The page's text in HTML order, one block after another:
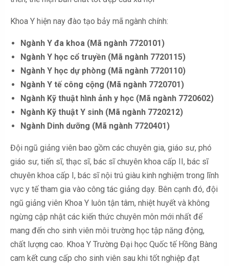
Khoa Y hiện nay đào tạo bảy mã ngành chính:
Ngành Y đa khoa (Mã ngành 7720101)
Ngành Y học cổ truyền (Mã ngành 7720115)
Ngành Y học dự phòng (Mã ngành 7720110)
Ngành Y tế công cộng (Mã ngành 7720701)
Ngành Kỹ thuật hình ảnh y học (Mã ngành 7720602)
Ngành Kỹ thuật Y sinh (Mã ngành 7720212)
Ngành Dinh dưỡng (Mã ngành 7720401)
Đội ngũ giảng viên bao gồm các chuyên gia, giáo sư, phó
giáo sư, tiến sĩ, thạc sĩ, bác sĩ chuyên khoa cấp II, bác sĩ
chuyên khoa cấp I, bác sĩ nội trú giàu kinh nghiệm trong lĩnh
vực y tế tham gia vào công tác giảng dạy. Bên cạnh đó, đội
ngũ giảng viên Khoa Y luôn tận tâm, nhiệt huyết và không
ngừng cập nhật các kiến thức chuyên môn mới nhất để
mang đến cho sinh viên môi trường học tập năng động,
chất lượng cao. Khoa Y Trường Đại học Quốc tế Hồng Bàng
cam kết cung cấp cho sinh viên sau khi tốt nghiệp đạt